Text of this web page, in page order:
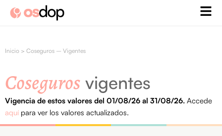
Inicio > Coseguros – Vigentes
Coseguros vigentes
Vigencia de estos valores del 01/08/26 al 31/08/26. Accede
aquí para ver los valores actualizados.